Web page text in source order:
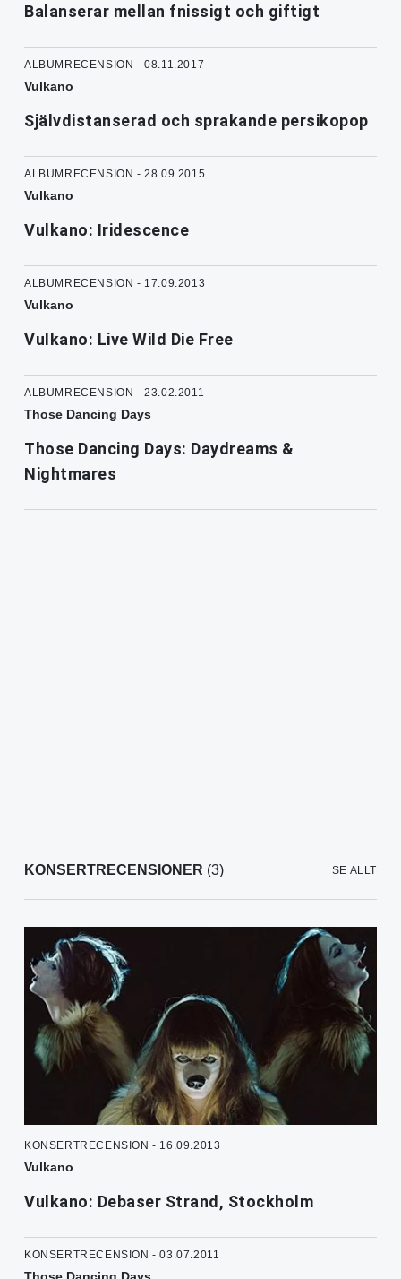
Balanserar mellan fnissigt och giftigt
ALBUMRECENSION - 08.11.2017
Vulkano
Självdistanserad och sprakande persikopop
ALBUMRECENSION - 28.09.2015
Vulkano
Vulkano: Iridescence
ALBUMRECENSION - 17.09.2013
Vulkano
Vulkano: Live Wild Die Free
ALBUMRECENSION - 23.02.2011
Those Dancing Days
Those Dancing Days: Daydreams &
Nightmares
KONSERTRECENSIONER (3) SE ALLT
KONSERTRECENSION - 16.09.2013
Vulkano
Vulkano: Debaser Strand, Stockholm
KONSERTRECENSION - 03.07.2011